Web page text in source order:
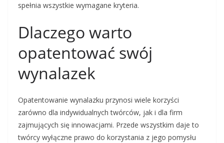
spełnia wszystkie wymagane kryteria.
Dlaczego warto
opatentować swój
wynalazek
Opatentowanie wynalazku przynosi wiele korzyści
zarówno dla indywidualnych twórców, jak i dla firm
zajmujących się innowacjami. Przede wszystkim daje to
twórcy wyłączne prawo do korzystania z jego pomysłu